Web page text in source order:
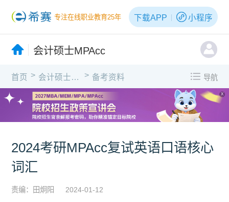
专注在线职业教育25年 下载APP 小程序
会计硕士MPAcc
首页 > 会计硕士MPAcc > 备考资料 导航
X
2024考研MPAcc复试英语口语核心
词汇
责编：田炯阳 2024-01-12